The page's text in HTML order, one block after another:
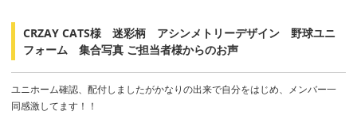
CRZAY CATS様 迷彩柄 アシンメトリーデザイン 野球ユニ
フォーム 集合写真 ご担当者様からのお声
ユニホーム確認、配付しましたがかなりの出来で自分をはじめ、メンバー一
同感激してます！！